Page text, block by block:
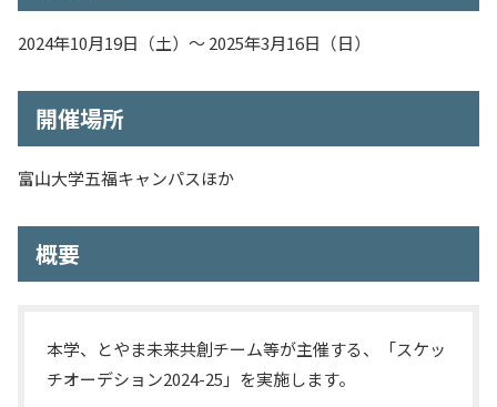
大学紹介
学部・大学院・施設
入試情報
研究・産学官連携
国際交流・留学
2024年10月19日（土）～ 2025年3月16日（日）
開催場所
富山大学五福キャンパスほか
概要
本学、とやま未来共創チーム等が主催する、「スケッ
チオーデション2024-25」を実施します。